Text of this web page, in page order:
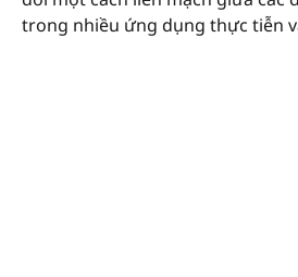
trong nhiều ứng dụng thực tiễn